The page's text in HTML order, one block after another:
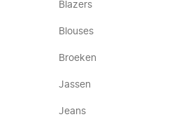
Blazers
Blouses
Broeken
Jassen
Jeans